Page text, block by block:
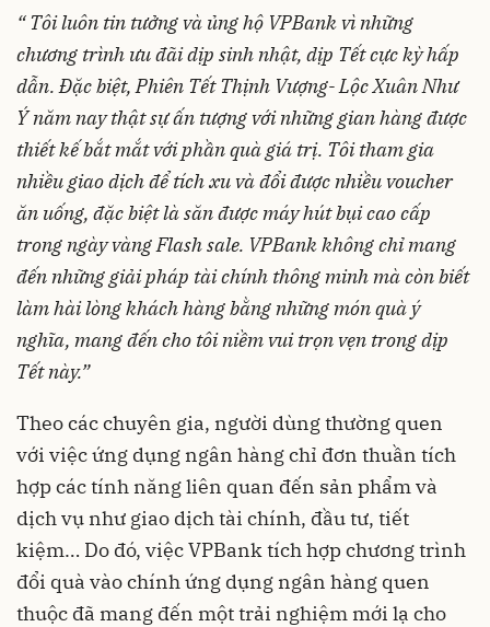
“ Tôi luôn tin tưởng và ủng hộ VPBank vì những
chương trình ưu đãi dịp sinh nhật, dịp Tết cực kỳ hấp
dẫn. Đặc biệt, Phiên Tết Thịnh Vượng- Lộc Xuân Như
Ý năm nay thật sự ấn tượng với những gian hàng được
thiết kế bắt mắt với phần quà giá trị. Tôi tham gia
nhiều giao dịch để tích xu và đổi được nhiều voucher
ăn uống, đặc biệt là săn được máy hút bụi cao cấp
trong ngày vàng Flash sale. VPBank không chỉ mang
đến những giải pháp tài chính thông minh mà còn biết
làm hài lòng khách hàng bằng những món quà ý
nghĩa, mang đến cho tôi niềm vui trọn vẹn trong dịp
Tết này.”
Theo các chuyên gia, người dùng thường quen
với việc ứng dụng ngân hàng chỉ đơn thuần tích
hợp các tính năng liên quan đến sản phẩm và
dịch vụ như giao dịch tài chính, đầu tư, tiết
kiệm… Do đó, việc VPBank tích hợp chương trình
đổi quà vào chính ứng dụng ngân hàng quen
thuộc đã mang đến một trải nghiệm mới lạ cho